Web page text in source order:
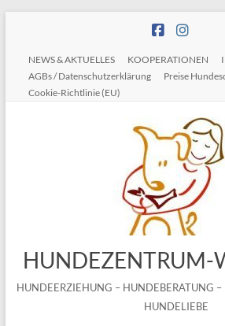
NEWS & AKTUELLES KOOPERATIONEN
AGBs / Datenschutzerklärung
Preise
Cookie-Richtlinie (EU)
HUNDEZENTRUM-
HUNDEERZIEHUNG – HUNDEBERATUNG
HUNDELIEBE